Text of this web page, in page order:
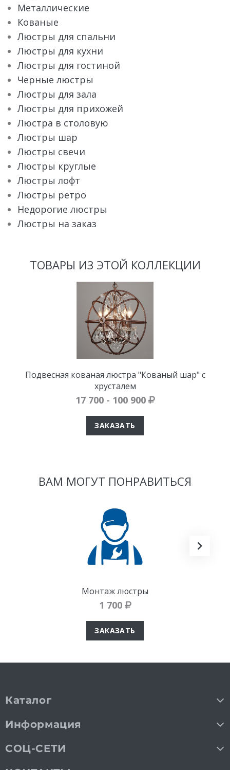
Металлические
Кованые
Люстры для спальни
Люстры для кухни
Люстры для гостиной
Черные люстры
Люстры для зала
Люстры для прихожей
Люстра в столовую
Люстры шар
Люстры свечи
Люстры круглые
Люстры лофт
Люстры ретро
Недорогие люстры
Люстры на заказ
ТОВАРЫ ИЗ ЭТОЙ КОЛЛЕКЦИИ
Подвесная кованая люстра "Кованый шар" с
хрусталем
17 700 - 100 900
ЗАКАЗАТЬ
ВАМ МОГУТ ПОНРАВИТЬСЯ
Монтаж люстры
1 700
ЗАКАЗАТЬ
Каталог
Информация
СОЦ-СЕТИ